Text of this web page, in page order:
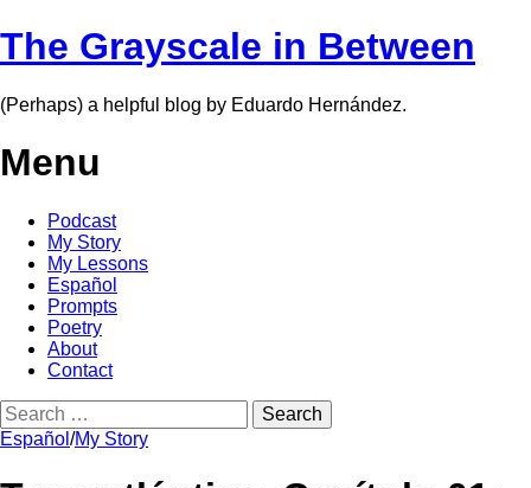
The Grayscale in Between
(Perhaps) a helpful blog by Eduardo Hernández.
Menu
Skip
content
Podcast
My Story
My Lessons
Español
Prompts
Poetry
About
Contact
Search
for:
Español /My Story